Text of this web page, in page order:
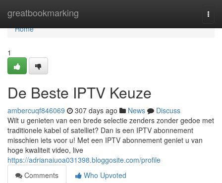
greatbookmarking
Home
Home
1
De Beste IPTV Keuze
ambercuqf846069 307 days ago News
Discuss
Wilt u genieten van een brede selectie zenders zonder gedoe met
traditionele kabel of satelliet? Dan is een IPTV abonnement
misschien iets voor u! Met een IPTV abonnement geniet u van
hoge kwaliteit video, live
https://adrianaiuoa031398.bloggosite.com/profile
Comments
Who Upvoted